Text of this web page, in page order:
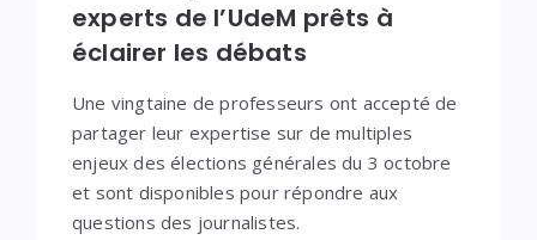
experts de l’UdeM prêts à
éclairer les débats
Une vingtaine de professeurs ont accepté de
partager leur expertise sur de multiples
enjeux des élections générales du 3 octobre
et sont disponibles pour répondre aux
questions des journalistes.